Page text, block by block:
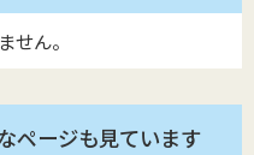
せん。
ページも見ています